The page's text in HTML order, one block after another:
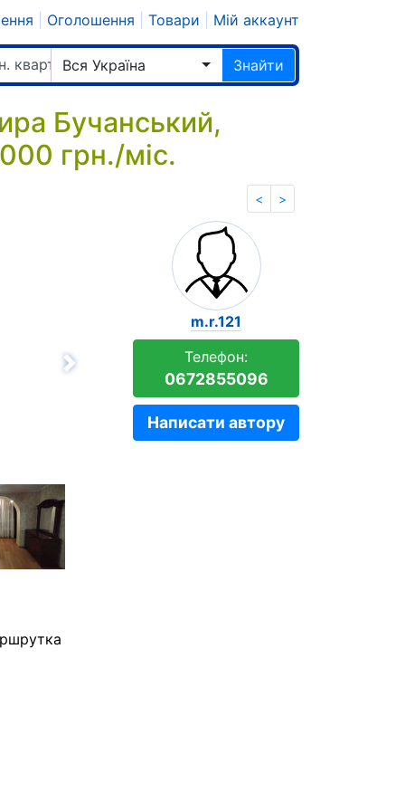
Оголошення Товари Мій аккаунт
квартирВся Україна Знайти
Бучанський,
грн./міс.
< >
m.r.121
Телефон:
0672855096
Написати автору